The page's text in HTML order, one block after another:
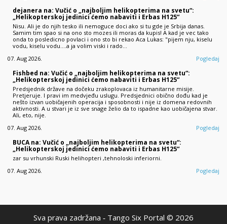
dejanera na: Vučić o „najboljim helikopterima na svetu“:
„Helikopterskoj jedinici ćemo nabaviti i Erbas H125“
Nisu. Ali je do njih tesko ili nemoguce doci ako si tu gde je Srbija danas.
Samim tim spao si na ono sto mozes ili moras da kupis! A kad je vec tako
onda to posledicno povlaci i ono sto bi rekao Aca Lukas: "pijem nju, kiselu
vodu, kiselu vodu....a ja volim viski i rado…
07. Aug 2026.
Pogledaj
Fishbed na: Vučić o „najboljim helikopterima na svetu“:
„Helikopterskoj jedinici ćemo nabaviti i Erbas H125“
Predsjednik države na dočeku zrakoplovaca iz humanitarne misije.
Pretjeruje. I pravi im medvjeđu uslugu. Predsjednici obično dođu kad je
nešto izvan uobičajenih operacija i sposobnosti i nije iz domena redovnih
aktivnosti. A u stvari je iz sve snage želio da to ispadne kao uobičajena stvar.
Ali, eto, nije.
07. Aug 2026.
Pogledaj
BUCA na: Vučić o „najboljim helikopterima na svetu“:
„Helikopterskoj jedinici ćemo nabaviti i Erbas H125“
zar su vrhunski Ruski helihopteri ,tehnoloski inferiorni.
07. Aug 2026.
Pogledaj
Sva prava zadržana ‐ Tango Six Portal © 2026